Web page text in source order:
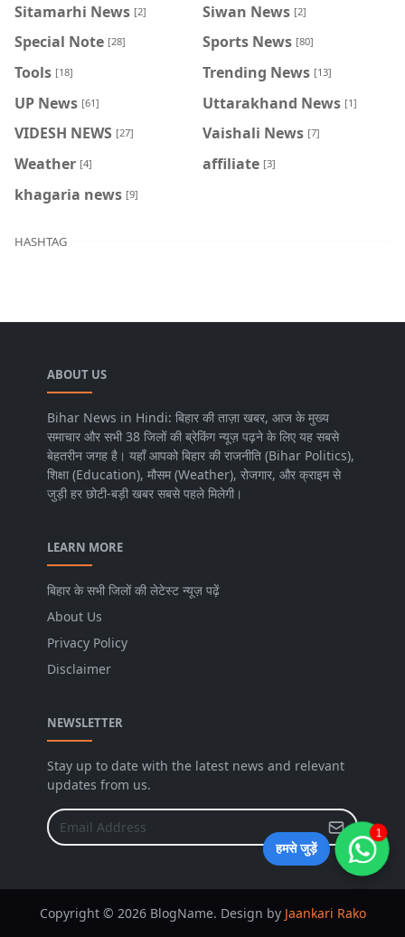
Sitamarhi News [2] Siwan News [2]
Special Note [28] Sports News [80]
Tools [18] Trending News [13]
UP News [61] Uttarakhand News [1]
VIDESH NEWS [27] Vaishali News [7]
Weather [4] affiliate [3]
khagaria news [9]
HASHTAG
ABOUT US
Bihar News in Hindi: बिहार की ताज़ा खबर, आज के मुख्य
समाचार और सभी 38 जिलों की ब्रेकिंग न्यूज़ पढ़ने के लिए यह सबसे
बेहतरीन जगह है। यहाँ आपको बिहार की राजनीति (Bihar Politics),
शिक्षा (Education), मौसम (Weather), रोजगार, और क्राइम से
जुड़ी हर छोटी-बड़ी खबर सबसे पहले मिलेगी।
LEARN MORE
बिहार के सभी जिलों की लेटेस्ट न्यूज़ पढ़ें
About Us
Privacy Policy
Disclaimer
NEWSLETTER
Stay up to date with the latest news and relevant
updates from us.
Copyright © 2026 BlogName. Design by Jaankari Rako
हमसे जुड़ें
1